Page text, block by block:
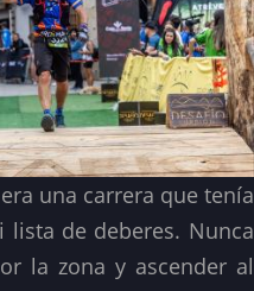
una carrera que tenía
lista de deberes. Nunca
la zona y ascender al